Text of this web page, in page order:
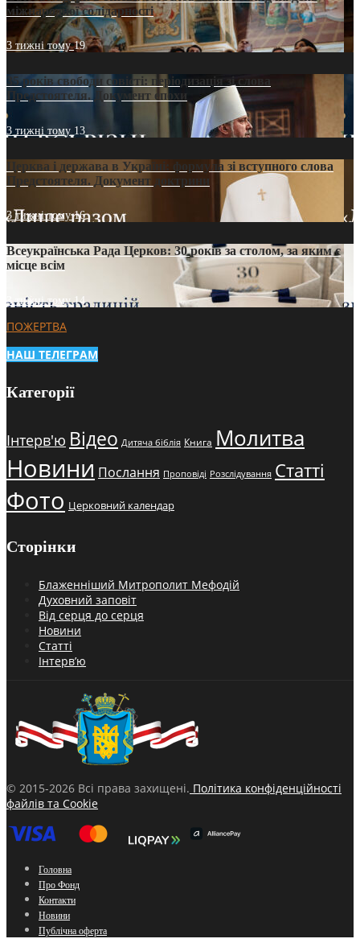
міжнародної солідарності
3 тижні тому19
35 років свободи совісті: періодизація зі слова
Предстоятеля. Документ епохи
3 тижні тому 13
Церква і держава в Україні: формула зі вступного слова
Предстоятеля. Документ доктрини
3 тижні тому16
Всеукраїнська Рада Церков: 30 років за столом, за яким є
місце всім
3 тижні тому14
ПОЖЕРТВА
НАШ ТЕЛЕГРАМ
Категорії
Інтерв'ю Відео Дитяча біблія Книга Молитва
Новини Послання Проповіді Розслідування Статті
Фото Церковний календар
Сторінки
Блаженніший Митрополит Мефодій
Духовний заповіт
Від серця до серця
Новини
Статті
Інтерв’ю
© 2015-2026 Всі права захищені. Політика конфіденційності
файлів та Cookie
Головна
Про Фонд
Контакти
Новини
Публічна оферта